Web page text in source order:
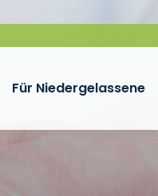
Für Niedergelassene